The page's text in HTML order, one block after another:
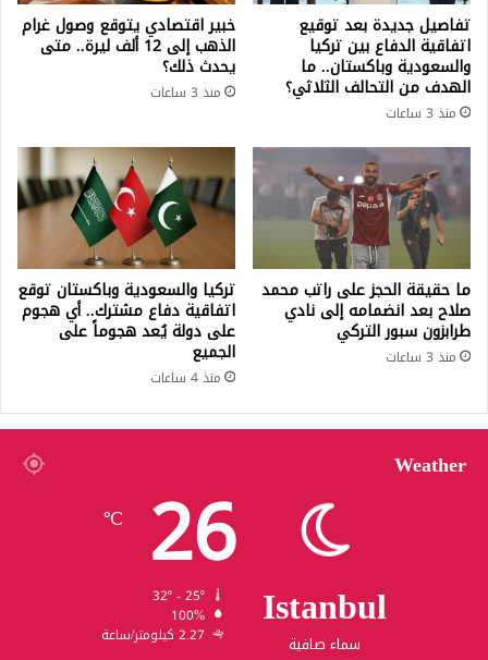
تفاصيل جديدة بعد توقيع
اتفاقية الدفاع بين تركيا
والسعودية وباكستان.. ما
الهدف من التحالف الثلاثي؟
منذ 3 ساعات
خبير اقتصادي يتوقع وصول غرام
الذهب إلى 12 ألف ليرة.. متى
يحدث ذلك؟
منذ 3 ساعات
ما حقيقة الحجز على راتب محمد
صلاح بعد انضمامه إلى نادي
طرابزون سبور التركي
منذ 3 ساعات
تركيا والسعودية وباكستان توقع
اتفاقية دفاع مشترك.. أي هجوم
على دولة يُعد هجوماً على
الجميع
منذ 4 ساعات
Weather
Istanbul
سماء صافية
26
℃
100%
2.27 كيلومتر/ساعة